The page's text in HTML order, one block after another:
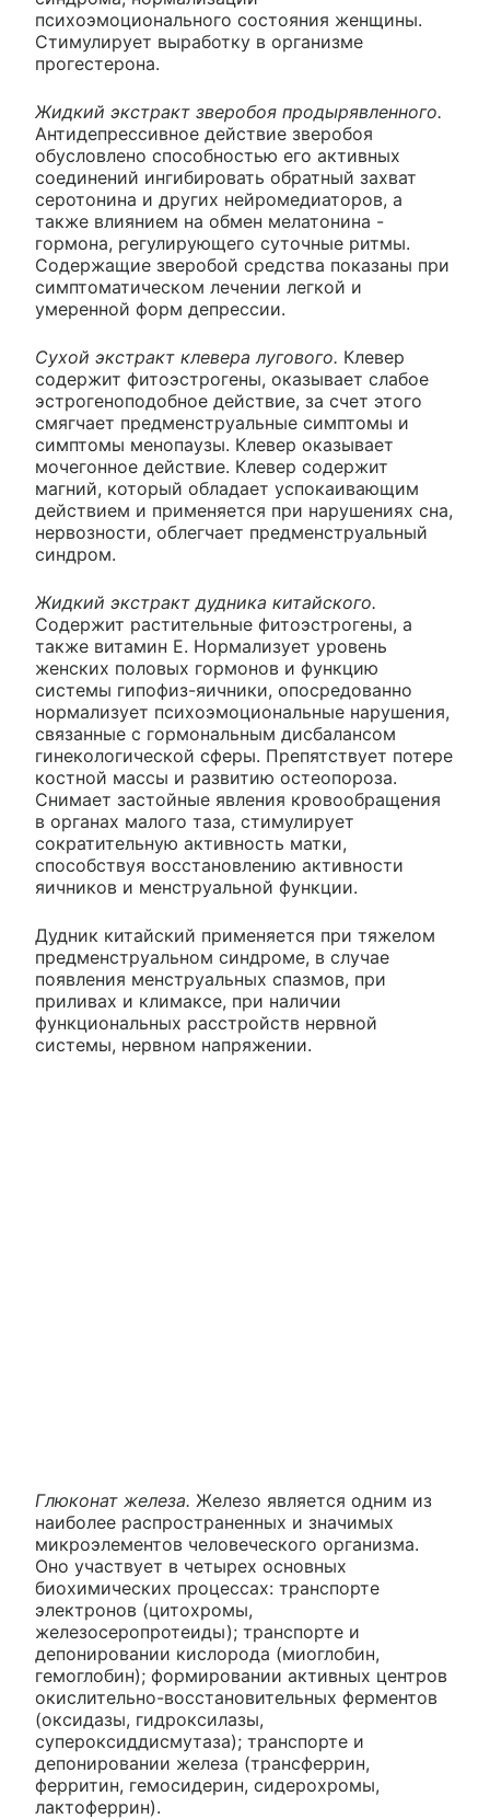
психоэмоционального состояния женщины.
Стимулирует выработку в организме
прогестерона.
Жидкий экстракт зверобоя продырявленного.
Антидепрессивное действие зверобоя
обусловлено способностью его активных
соединений ингибировать обратный захват
серотонина и других нейромедиаторов, а
также влиянием на обмен мелатонина -
гормона, регулирующего суточные ритмы.
Содержащие зверобой средства показаны при
симптоматическом лечении легкой и
умеренной форм депрессии.
Сухой экстракт клевера лугового. Клевер
содержит фитоэстрогены, оказывает слабое
эстрогеноподобное действие, за счет этого
смягчает предменструальные симптомы и
симптомы менопаузы. Клевер оказывает
мочегонное действие. Клевер содержит
магний, который обладает успокаивающим
действием и применяется при нарушениях сна,
нервозности, облегчает предменструальный
синдром.
Жидкий экстракт дудника китайского.
Содержит растительные фитоэстрогены, а
также витамин Е. Нормализует уровень
женских половых гормонов и функцию
системы гипофиз-яичники, опосредованно
нормализует психоэмоциональные нарушения,
связанные с гормональным дисбалансом
гинекологической сферы. Препятствует потере
костной массы и развитию остеопороза.
Снимает застойные явления кровообращения
в органах малого таза, стимулирует
сократительную активность матки,
способствуя восстановлению активности
яичников и менструальной функции.
Дудник китайский применяется при тяжелом
предменструальном синдроме, в случае
появления менструальных спазмов, при
приливах и климаксе, при наличии
функциональных расстройств нервной
системы, нервном напряжении.
Глюконат железа. Железо является одним из
наиболее распространенных и значимых
микроэлементов человеческого организма.
Оно участвует в четырех основных
биохимических процессах: транспорте
электронов (цитохромы,
железосеропротеиды); транспорте и
депонировании кислорода (миоглобин,
гемоглобин); формировании активных центров
окислительно-восстановительных ферментов
(оксидазы, гидроксилазы,
супероксиддисмутаза); транспорте и
депонировании железа (трансферрин,
ферритин, гемосидерин, сидерохромы,
лактоферрин).